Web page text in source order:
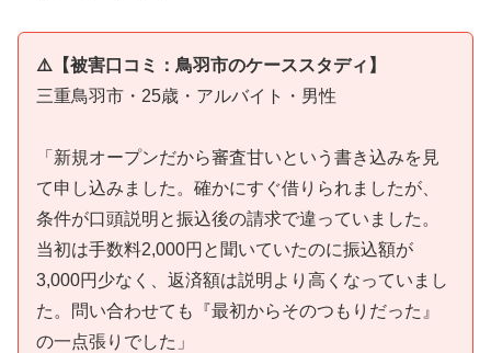
⚠️【被害口コミ：鳥羽市のケーススタディ】
三重鳥羽市・25歳・アルバイト・男性
「新規オープンだから審査甘いという書き込みを見
て申し込みました。確かにすぐ借りられましたが、
条件が口頭説明と振込後の請求で違っていました。
当初は手数料2,000円と聞いていたのに振込額が
3,000円少なく、返済額は説明より高くなっていまし
た。問い合わせても『最初からそのつもりだった』
の一点張りでした」